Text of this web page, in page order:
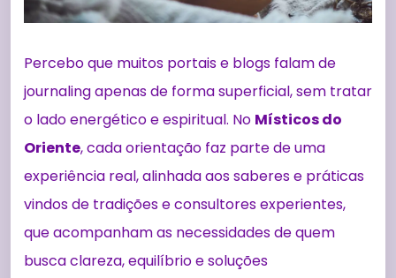
Percebo que muitos portais e blogs falam de
journaling apenas de forma superficial, sem tratar
o lado energético e espiritual. No Místicos do
Oriente, cada orientação faz parte de uma
experiência real, alinhada aos saberes e práticas
vindos de tradições e consultores experientes,
que acompanham as necessidades de quem
busca clareza, equilíbrio e soluções